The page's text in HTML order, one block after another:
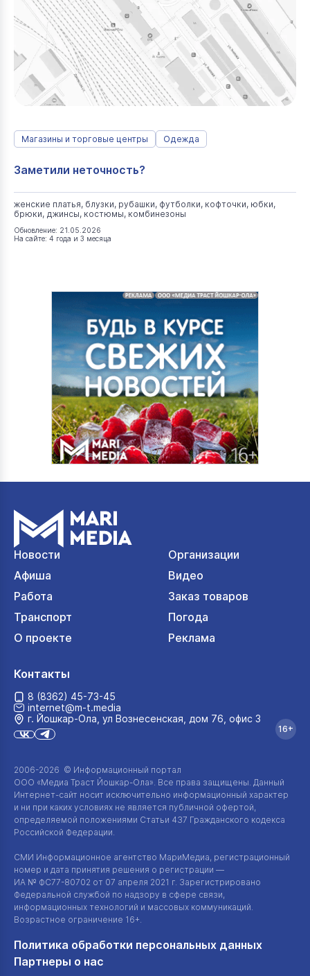
Магазины и торговые центры Одежда
Заметили неточность?
женские платья, блузки, рубашки, футболки, кофточки, юбки,
брюки, джинсы, костюмы, комбинезоны
Обновление: 21.05.2026
На сайте: 4 года и 3 месяца
Новости
Организации
Афиша
Видео
Работа
Заказ товаров
Транспорт
Погода
О проекте
Реклама
2006-2026 © Информационный портал
ООО «Медиа Траст Йошкар-Ола». Все права защищены. Данный
Интернет-сайт носит исключительно информационный характер
и ни при каких условиях не является публичной офертой,
определяемой положениями Статьи 437 Гражданского кодекса
Российской Федерации.
СМИ Информационное агентство МариМедиа, регистрационный
номер и дата принятия решения о регистрации —
ИА № ФС77-80702 от 07 апреля 2021 г. Зарегистрировано
Федеральной службой по надзору в сфере связи,
информационных технологий и массовых коммуникаций.
Возрастное ограничение 16+.
Политика обработки персональных данных
Партнеры о нас
Контакты
8 (8362) 45-73-45
internet@m-t.media
г. Йошкар‑Ола, ул Вознесенская, дом 76, офис 3
16+